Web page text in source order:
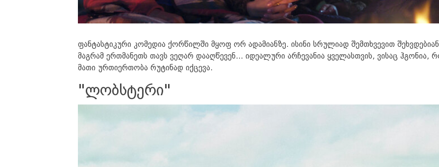
ფანტასტიკური კომედია ქორწილში მყოფ ორ ადამიანზე. ისინი სრულიად შემთხვევით
მაგრამ ერთმანეთს თავს ვეღარ დააღწევენ... იდეალური არჩევანია ყველასთვის, ვისაც ჰგონია,
მათი ურთიერთობა რუტინად იქცევა.
"ლობსტერი"